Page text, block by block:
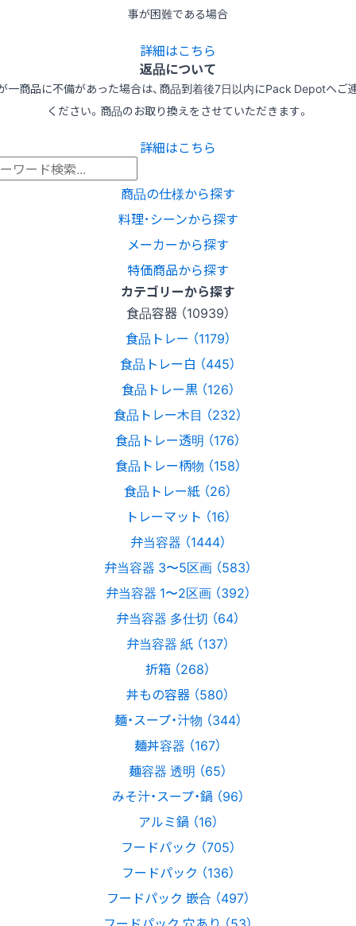
事が困難である場合
詳細はこちら
返品について
一商品に不備があった場合は、商品到着後7日以内にPack Depotへご
ください。商品のお取り換えをさせていただきます。
詳細はこちら
商品の仕様から探す
料理･シーンから探す
メーカーから探す
特価商品から探す
カテゴリーから探す
食品容器 （10939）
食品トレー （1179）
食品トレー白 （445）
食品トレー黒 （126）
食品トレー木目 （232）
食品トレー透明 （176）
食品トレー柄物 （158）
食品トレー紙 （26）
トレーマット （16）
弁当容器 （1444）
弁当容器 3〜5区画 （583）
弁当容器 1〜2区画 （392）
弁当容器 多仕切 （64）
弁当容器 紙 （137）
折箱 （268）
丼もの容器 （580）
麺・スープ・汁物 （344）
麺丼容器 （167）
麺容器 透明 （65）
みそ汁・スープ・鍋 （96）
アルミ鍋 （16）
フードパック （705）
フードパック （136）
フードパック 嵌合 （497）